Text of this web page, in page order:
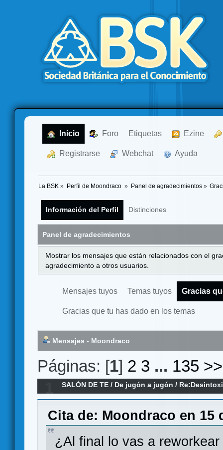
Inicio Foro Etiquetas Ezine
Registrarse Webchat Ayuda
La BSK » Perfil de Moondraco » Panel de agradecimientos»
Información del Perfil Distinciones
Panel de agradecimientos
Mostrar los mensajes que están relacionados con el
agradecimiento a otros usuarios.
Mensajes tuyos Temas tuyos Gracias
Gracias que tu has dado en los temas
Mensajes - Moondraco
Páginas: [1] 2 3 ... 135 >>
SALÓN DE TE / De jugón a jugón /
Cita de: Moondraco en 15
¿Al final lo vas a